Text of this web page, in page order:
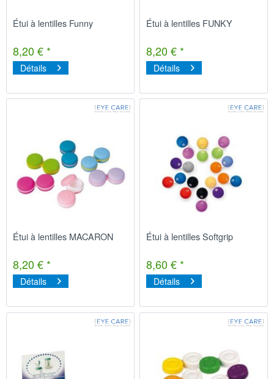
Étui à lentilles Funny
8,20 € *
Détails
Étui à lentilles FUNKY
8,20 € *
Détails
Étui à lentilles MACARON
8,20 € *
Détails
Étui à lentilles Softgrip
8,60 € *
Détails